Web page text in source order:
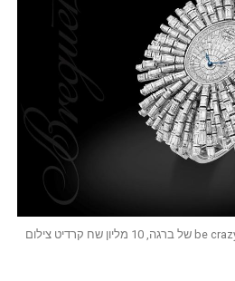
השעון היקר ביותר שהגיע לארץ be crazy של ברגה, 10 מליון שח קרדיט צילום